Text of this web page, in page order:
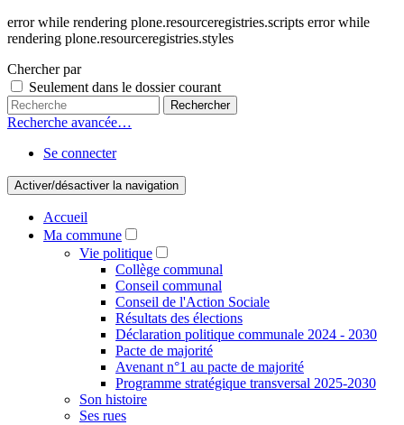
error while rendering plone.resourceregistries.scripts error while
rendering plone.resourceregistries.styles
Chercher par
Seulement dans le dossier courant
Recherche avancée…
Se connecter
Activer/désactiver la navigation
Accueil
Ma commune
Vie politique
Collège communal
Conseil communal
Conseil de l'Action Sociale
Résultats des élections
Déclaration politique communale 2024 - 2030
Pacte de majorité
Avenant n°1 au pacte de majorité
Programme stratégique transversal 2025-2030
Son histoire
Ses rues